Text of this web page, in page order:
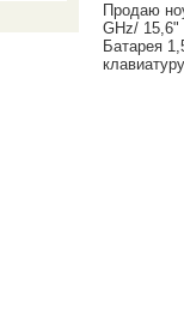
Продаю
GHz/ 15,6"
Батарея